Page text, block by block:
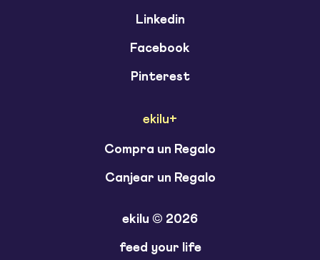
Linkedin
Facebook
Pinterest
ekilu+
Compra un Regalo
Canjear un Regalo
ekilu © 2026
feed your life